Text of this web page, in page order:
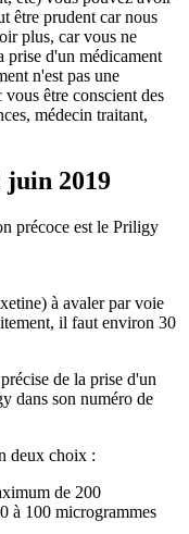
être prudent car nous
plus, car vous ne
prise d'un médicament
n'est pas une
être conscient des
médecin traitant,
juin 2019
précoce est le Priligy
à avaler par voie
il faut environ 30
de la prise d'un
dans son numéro de
deux choix :
de 200
à 100 microgrammes